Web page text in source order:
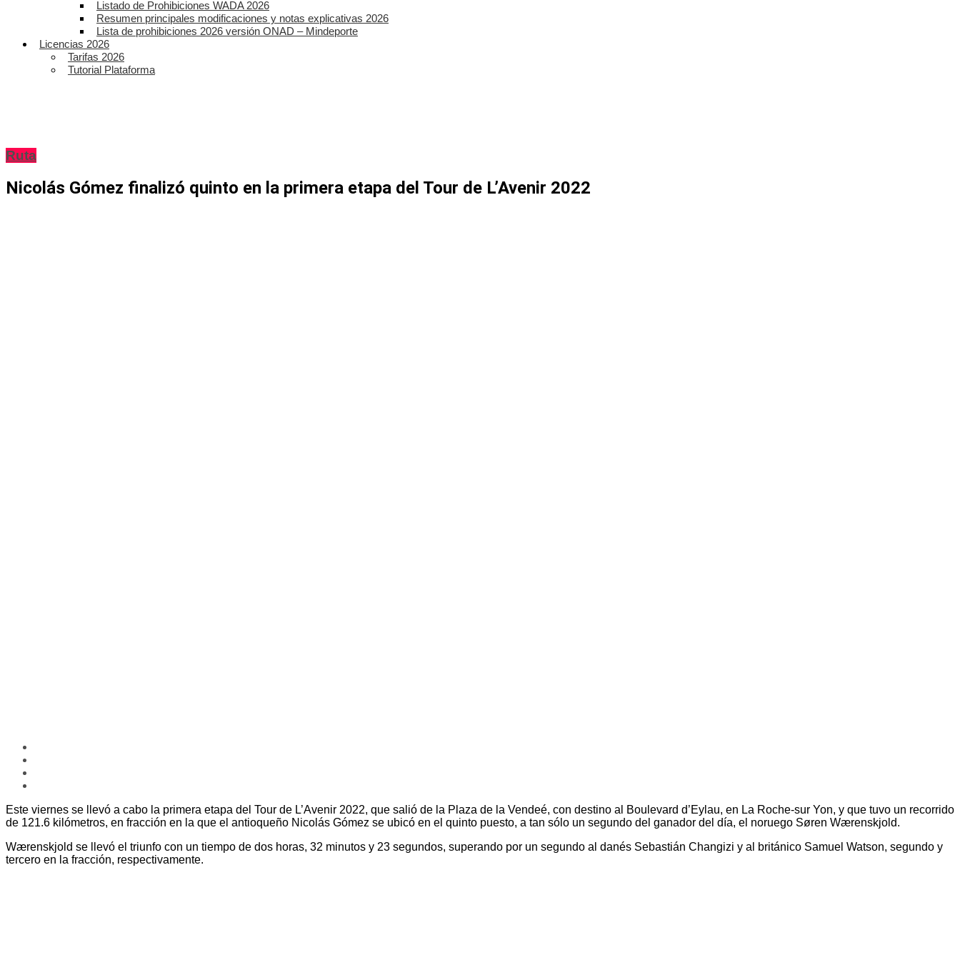
Listado de Prohibiciones WADA 2026
Resumen principales modificaciones y notas explicativas 2026
Lista de prohibiciones 2026 versión ONAD – Mindeporte
Licencias 2026
Tarifas 2026
Tutorial Plataforma
Ruta
Nicolás Gómez finalizó quinto en la primera etapa del Tour de L’Avenir 2022
Este viernes se llevó a cabo la primera etapa del Tour de L’Avenir 2022, que salió de la Plaza de la Vendeé, con destino al Boulevard d’Eylau, en La Roche-sur Yon, y que tuvo un recorrido
de 121.6 kilómetros, en fracción en la que el antioqueño Nicolás Gómez se ubicó en el quinto puesto, a tan sólo un segundo del ganador del día, el noruego Søren Wærenskjold.
Wærenskjold se llevó el triunfo con un tiempo de dos horas, 32 minutos y 23 segundos, superando por un segundo al danés Sebastián Changizi y al británico Samuel Watson, segundo y
tercero en la fracción, respectivamente.